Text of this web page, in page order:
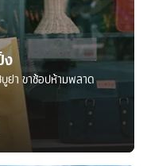
ง
ย่า ขาช้อปห้ามพลาด